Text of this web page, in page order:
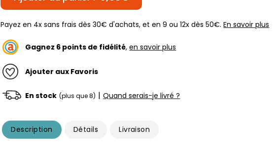
Payez en 4x sans frais dès 30€ d'achats, et en 9 ou 12x dès 50€.En savoir plus
Gagnez 6 points de fidélité,en savoir plus
Ajouter aux Favoris
En stock (plus que 8) | Quand serais-je livré ?
Description Détails Livraison